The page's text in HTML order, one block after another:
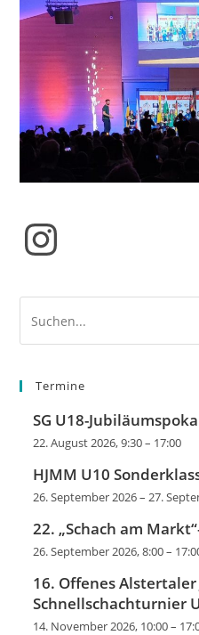
Instagram
Termine
SG U18-
22. August 2026, 9:30– 17:00
HJMM U10
26. September 2026–27.
22. „Schach am
26. September 2026, 8:00–
16. Offenes Alstertaler
Schnellschachturnier
14. November 2026, 10:00–